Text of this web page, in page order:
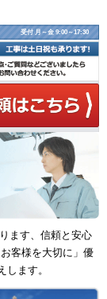
受付 月～金 9:00～17:30
ます、信頼と安心
客様を大切に」優
ます。